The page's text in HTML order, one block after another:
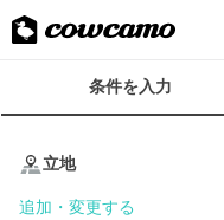
条
条件を入力
立地
追加・変更する